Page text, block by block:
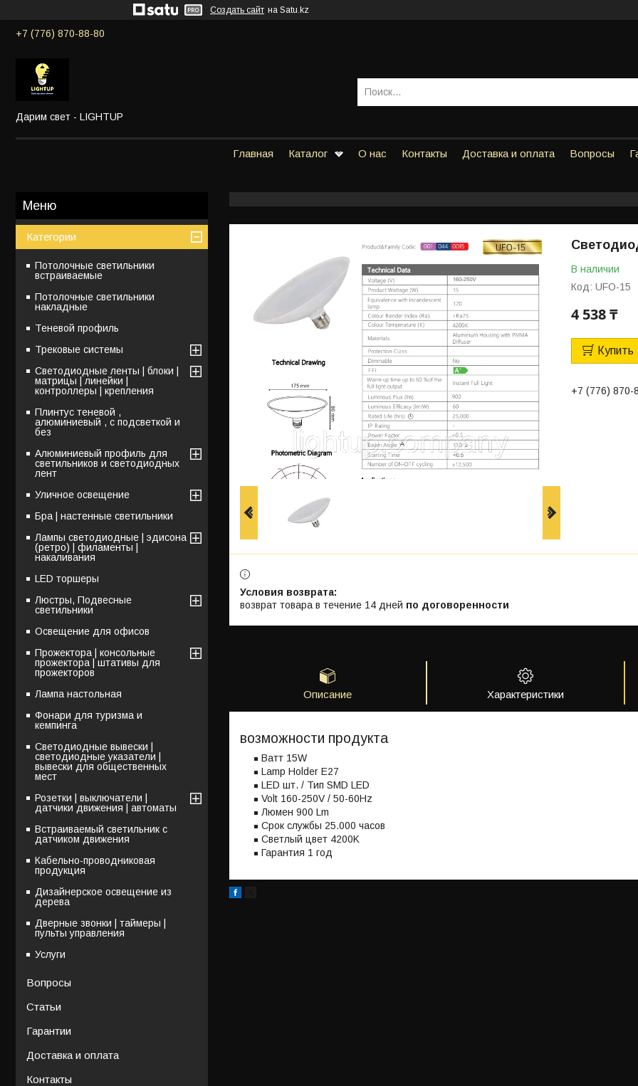
Создать сайт на Satu.kz
+7 (776) 870-88-80
Дарим свет - LIGHTUP
Главная Каталог О нас Контакты Доставка и оплата Вопросы
В наличии
Код: UFO-15
4 538 ₸
Купить
+7 (776) 870-
возврат товара в течение 14 дней по договоренности
Описание Характеристики
возможности продукта
Bатт 15W
Lamp Holder E27
LED шт. / Тип SMD LED
Volt 160-250V / 50-60Hz
Люмен 900 Lm
Срок службы 25.000 часов
Светлый цвет 4200K
Гарантия 1 год
Категории
Потолочные светильники
встраиваемые
Потолочные светильники
накладные
Теневой профиль
Трековые системы
Светодиодные ленты | блоки |
матрицы | линейки |
контроллеры | крепления
Плинтус теневой ,
алюминиевый , с подсветкой и
без
Алюминиевый профиль для
светильников и светодиодных
лент
Уличное освещение
Бра | настенные светильники
Лампы светодиодные | эдисона
(ретро) | филаменты |
накаливания
LED торшеры
Люстры, Подвесные
светильники
Освещение для офисов
Прожектора | консольные
прожектора | штативы для
прожекторов
Лампа настольная
Фонари для туризма и
кемпинга
Светодиодные вывески |
светодиодные указатели |
вывески для общественных
мест
Розетки | выключатели |
датчики движения | автоматы
Встраиваемый светильник с
датчиком движения
Кабельно-проводниковая
продукция
Дизайнерское освещение из
дерева
Дверные звонки | таймеры |
пульты управления
Услуги
Вопросы
Статьи
Гарантии
Доставка и оплата
Контакты